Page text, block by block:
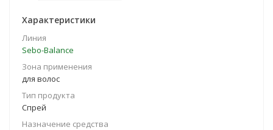
Характеристики
Линия
Sebo-Balance
Зона применения
для волос
Тип продукта
Спрей
Назначение средства